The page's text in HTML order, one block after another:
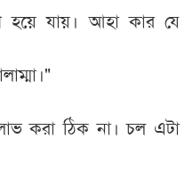
হয়ে যায়। আহা কার যে
করা ঠিক না। চল এটা